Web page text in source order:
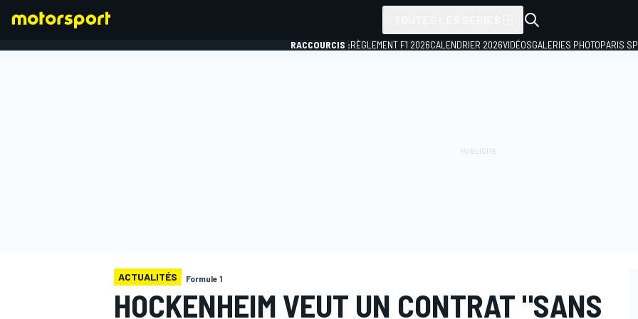
RACCOURCIS :RÈGLEMENT F1 2026CALENDRIER 2026VIDÉOSGALERIES PHOTOPARIS
ACTUALITÉS Formule 1
HOCKENHEIM VEUT UN CONTRAT "SANS